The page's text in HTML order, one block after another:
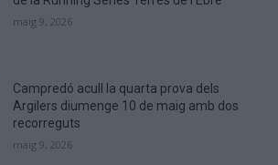
maig 9, 2026
Campredó acull la quarta prova dels
Argilers diumenge 10 de maig amb dos
recorreguts
maig 9, 2026